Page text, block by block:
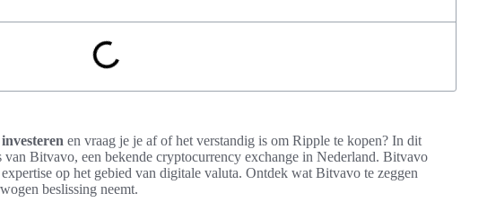
en vraag je je af of het verstandig is om Ripple te kopen? In dit
Bitvavo, een bekende cryptocurrency exchange in Nederland. Bitvavo
op het gebied van digitale valuta. Ontdek wat Bitvavo te zeggen
beslissing neemt.